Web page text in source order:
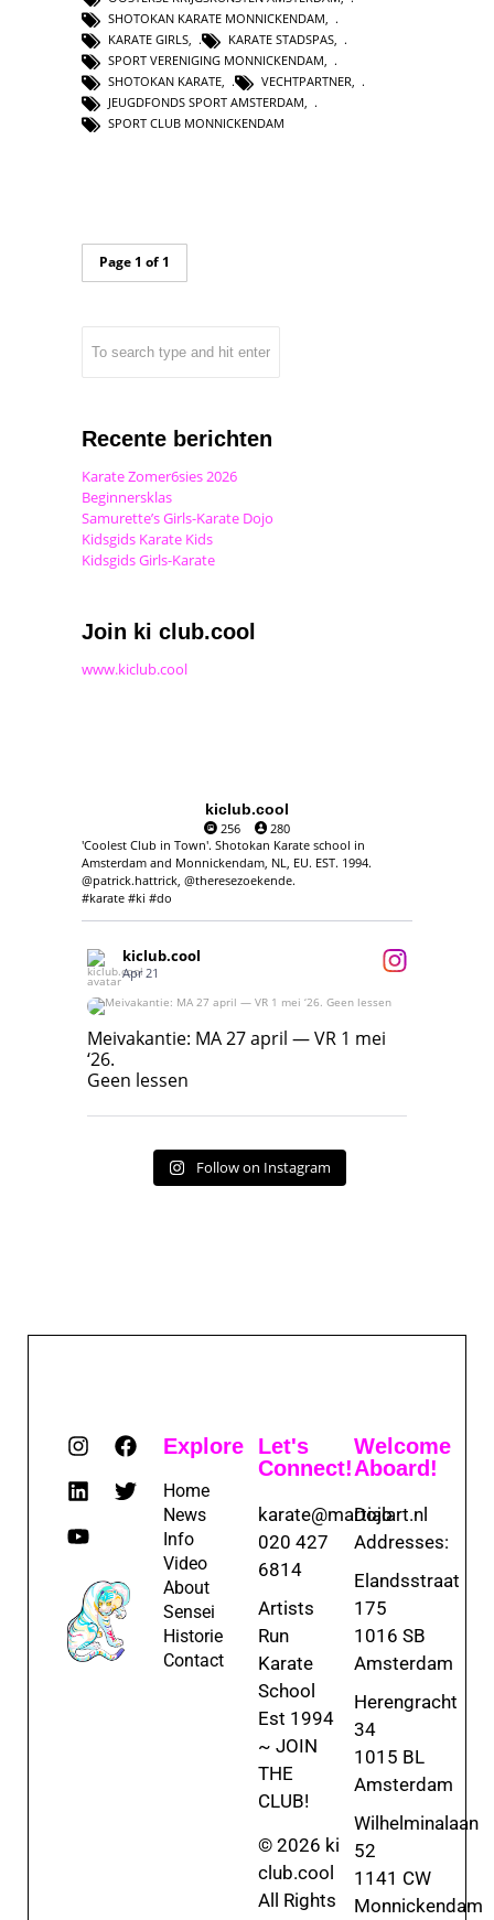
SHOTOKAN KARATE MONNICKENDAM
KARATE GIRLS
KARATE STADSPAS
SPORT VERENIGING MONNICKENDAM
SHOTOKAN KARATE
VECHTPARTNER
JEUGDFONDS SPORT AMSTERDAM
SPORT CLUB MONNICKENDAM
Page 1 of 1
Recente berichten
Karate Zomer6sies 2026
Beginnersklas
Samurette’s Girls-Karate Dojo
Kidsgids Karate Kids
Kidsgids Girls-Karate
Join ki club.cool
www.kiclub.cool
kiclub.cool
256
280
'Coolest Club in Town'. Shotokan Karate school in
Amsterdam and Monnickendam, NL, EU. EST. 1994.
@patrick.hattrick, @theresezoekende.
#karate #ki #do
kiclub.cool
Apr 21
Meivakantie: MA 27 april — VR 1 mei ‘26.
Geen lessen
Meivakantie: MA 27 april — VR 1 mei
‘26.
Geen lessen
Follow on Instagram
Explore
Home
News
Info
Video
About
Sensei
Historie
Contact
Let's
Connect!
karate@martialart.nl
020 427
6814
Artists
Run
Karate
School
Est 1994
~ JOIN
THE
CLUB!
© 2026 ki
club.cool
All Rights
Welcome
Aboard!
Dojo
Addresses:
Elandsstraat
175
1016 SB
Amsterdam
Herengracht
34
1015 BL
Amsterdam
Wilhelminalaan
52
1141 CW
Monnickendam